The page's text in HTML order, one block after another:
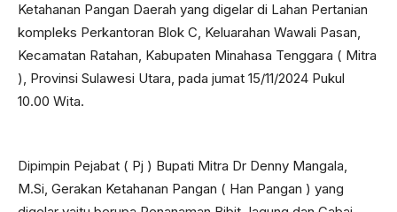
Ketahanan Pangan Daerah yang digelar di Lahan Pertanian
kompleks Perkantoran Blok C, Keluarahan Wawali Pasan,
Kecamatan Ratahan, Kabupaten Minahasa Tenggara ( Mitra
), Provinsi Sulawesi Utara, pada jumat 15/11/2024 Pukul
10.00 Wita.
Dipimpin Pejabat ( Pj ) Bupati Mitra Dr Denny Mangala,
M.Si, Gerakan Ketahanan Pangan ( Han Pangan ) yang